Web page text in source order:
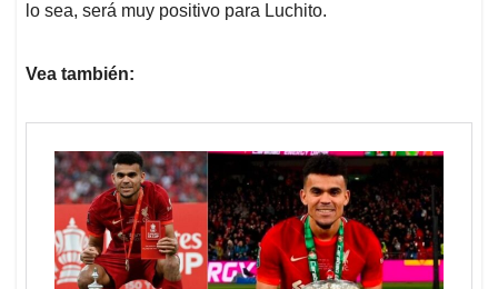
lo sea, será muy positivo para Luchito.
Vea también: